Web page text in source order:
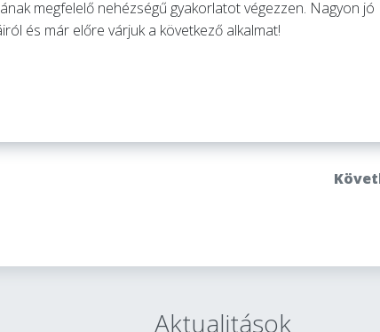
megfelelő nehézségű gyakorlatot végezzen. Nagyon jó
és már előre várjuk a következő alkalmat!
Aktualitások